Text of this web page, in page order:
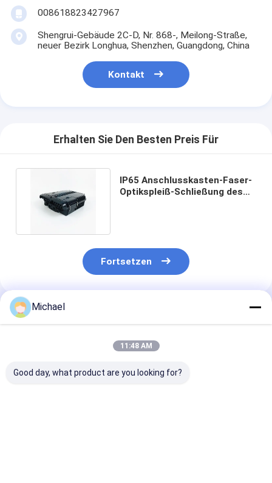
008618823427967
Shengrui-Gebäude 2C-D, Nr. 868-, Meilong-Straße,
neuer Bezirk Longhua, Shenzhen, Guangdong, China
Kontakt
Erhalten Sie Den Besten Preis Für
IP65 Anschlusskasten-Faser-
Optikspleiß-Schließung des
Fortsetzen
Empfohlene Produkte
Michael
11:48 AM
Good day, what product are you looking for?